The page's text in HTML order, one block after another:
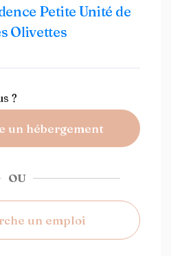
Petite Unité de
Olivettes
?
un hébergement
OU
un emploi